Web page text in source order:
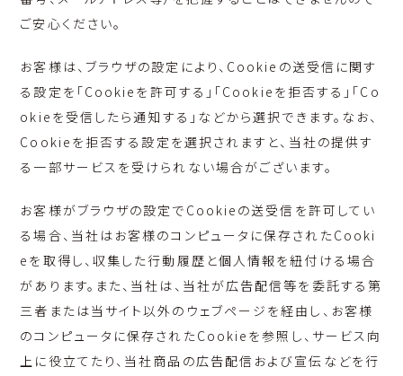
ご安心ください。
お客様は、ブラウザの設定により、Cookieの送受信に関す
る設定を「Cookieを許可する」「Cookieを拒否する」「Co
okieを受信したら通知する」などから選択できます。なお、
Cookieを拒否する設定を選択されますと、当社の提供す
る一部サービスを受けられない場合がございます。
お客様がブラウザの設定でCookieの送受信を許可してい
る場合、当社はお客様のコンピュータに保存されたCooki
eを取得し、収集した行動履歴と個人情報を紐付ける場合
があります。また、当社は、当社が広告配信等を委託する第
三者または当サイト以外のウェブページを経由し、お客様
のコンピュータに保存されたCookieを参照し、サービス向
上に役立てたり、当社商品の広告配信および宣伝などを行